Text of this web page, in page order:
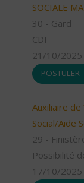
SOCIALE
30 - Gard
CDI
21/10/2025
POSTULER
Auxiliaire
Social/Aide
29 -
Possibilité
17/10/2025